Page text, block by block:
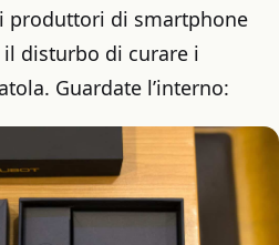
produttori di smartphone
disturbo di curare i
Guardate l’interno: